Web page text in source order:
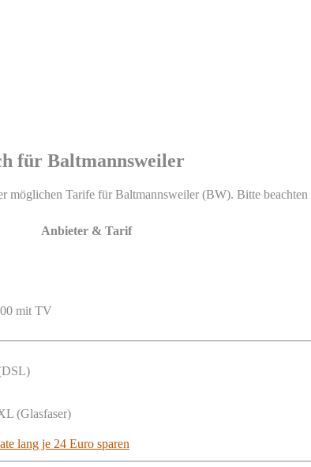
für Baltmannsweiler
möglichen Tarife für Baltmannsweiler (BW). Bitte
Anbieter & Tarif
mit TV
(Glasfaser)
lang je 24 Euro sparen